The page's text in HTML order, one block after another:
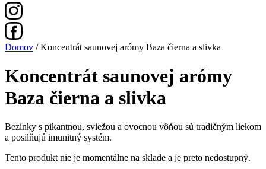
Domov / Koncentrát saunovej arómy Baza čierna a slivka
Koncentrát saunovej arómy
Baza čierna a slivka
Bezinky s pikantnou, sviežou a ovocnou vôňou sú tradičným liekom
a posilňujú imunitný systém.
Tento produkt nie je momentálne na sklade a je preto nedostupný.